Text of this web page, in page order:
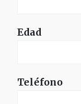
Edad
Teléfono